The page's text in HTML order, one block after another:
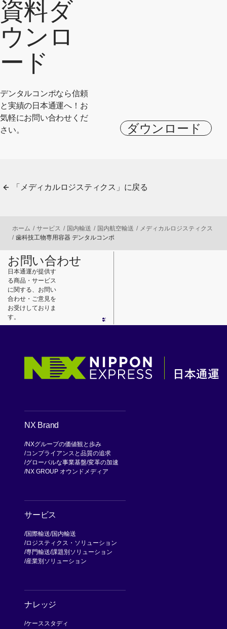
資料ダ
ウンロ
ード
デンタルコンポなら信頼
と実績の日本通運へ！お
気軽にお問い合わせくだ
さい。
ダウンロード
「メディカルロジスティクス」に戻る
ホーム サービス 国内輸送 国内航空輸送
メディカルロジスティクス
歯科技工物専用容器 デンタルコンポ
お問い合わせ
日本通運が提供す
る商品・サービス
に関する、お問い
合わせ・ご意見を
お受けしておりま
す。
NX Brand
NXグループの価値観と歩み
コンプライアンスと品質の追求
グローバルな事業基盤 変革の加速
NX GROUP オウンドメディア
サービス
国際輸送 国内輸送
ロジスティクス・ソリューション
専門輸送 課題別ソリューション
産業別ソリューション
ナレッジ
ケーススタディ